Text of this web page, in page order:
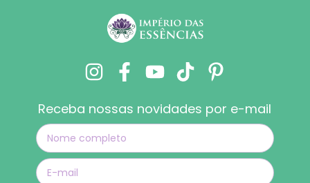
Receba nossas novidades por e-mail